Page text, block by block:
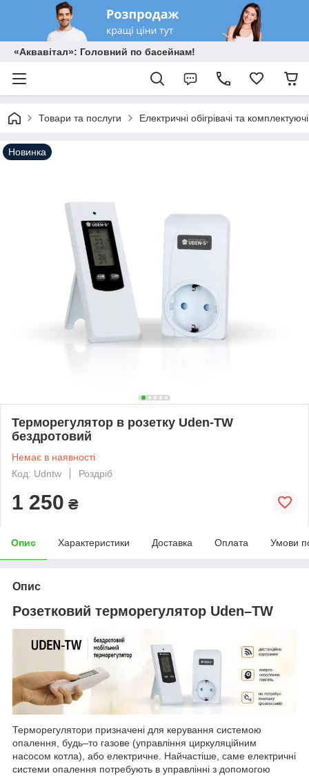
«Аквавітал»: Головний по басейнам!
Товари та послуги Електричні обігрівачі та комплектуючі
Новинка
Терморегулятор в розетку Uden-TW
бездротовий
Немає в наявності
Код: Udntw
Роздріб
1 250 ₴
Опис Характеристики Доставка Оплата Умови
Опис
Розетковий терморегулятор Uden–TW
Терморегулятори призначені для керування системою
опалення, будь–то газове (управління циркуляційним
насосом котла), або електричне. Найчастіше, саме електричні
системи опалення потребують в управлінні з допомогою